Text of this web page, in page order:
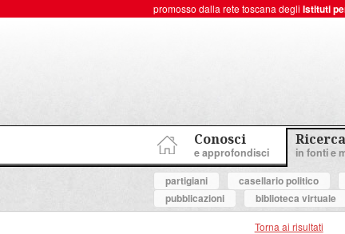
promosso dalla rete toscana degli Istituti
Conosci
e approfondisci
Ricerca
in fonti e
partigiani
casellario politico
pubblicazioni
biblioteca virtuale
Torna ai risultati